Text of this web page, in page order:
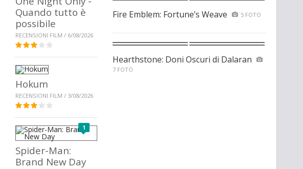
Quando tutto è
possibile
RECENSIONI FILM / 6/08/2026
Hokum
RECENSIONI FILM / 3/08/2026
1
Spider-Man:
Brand New Day
Fire Emblem: Fortune’s Weave 5 FOTO
Hearthstone: Doni Oscuri di Dalaran
7 FOTO